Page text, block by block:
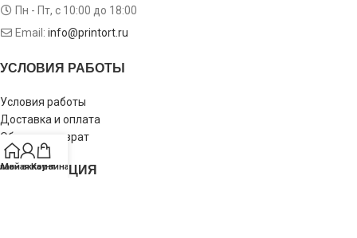
Пн - Пт, с 10:00 до 18:00
Email: info@printort.ru
УСЛОВИЯ РАБОТЫ
Условия работы
Доставка и оплата
Обмен и возврат
ИНФОРМАЦИЯ
Мой аккаунт
Корзина